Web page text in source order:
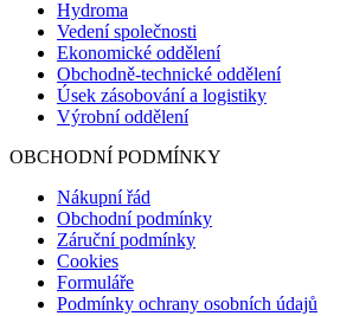
Hydroma
Vedení společnosti
Ekonomické oddělení
Obchodně-technické oddělení
Úsek zásobování a logistiky
Výrobní oddělení
OBCHODNÍ PODMÍNKY
Nákupní řád
Obchodní podmínky
Záruční podmínky
Cookies
Formuláře
Podmínky ochrany osobních údajů